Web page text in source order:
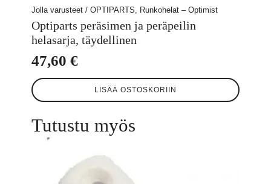
Jolla varusteet / OPTIPARTS, Runkohelat – Optimist
Optiparts peräsimen ja peräpeilin
helasarja, täydellinen
47,60 €
LISÄÄ OSTOSKORIIN
Tutustu myös